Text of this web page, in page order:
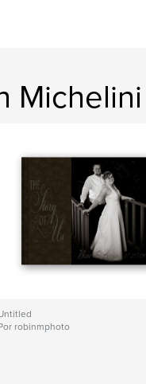
Michelini
robinmphoto